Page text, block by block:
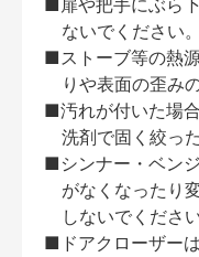
■扉や把手にぶら
ないでください。
■ストーブ等の熱
りや表面の歪み
■汚れが付いた場
洗剤で固く絞っ
■シンナー・ベン
がなくなったり
しないでください
■ドアクローザー